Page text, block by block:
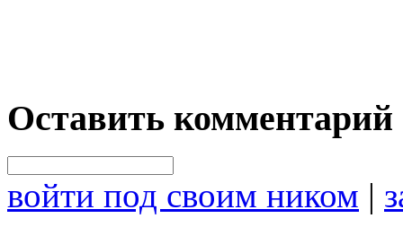
Оставить комментарий
войти под своим ником |